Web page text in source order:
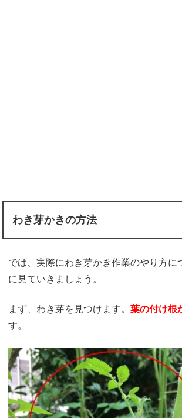
わき芽かきの方法
では、実際にわき芽かき作業のやり方に
に見ていきましょう。
まず、わき芽を見つけます。葉の付け根
す。